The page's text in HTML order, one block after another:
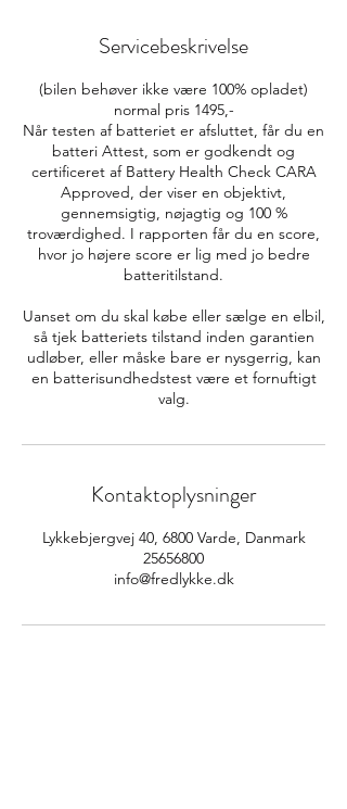
Servicebeskrivelse
(bilen behøver ikke være 100% opladet)
normal pris 1495,-
Når testen af batteriet er afsluttet, får du en
batteri Attest, som er godkendt og
certificeret af Battery Health Check CARA
Approved, der viser en objektivt,
gennemsigtig, nøjagtig og 100 %
troværdighed. I rapporten får du en score,
hvor jo højere score er lig med jo bedre
batteritilstand.
Uanset om du skal købe eller sælge en elbil,
så tjek batteriets tilstand inden garantien
udløber, eller måske bare er nysgerrig, kan
en batterisundhedstest være et fornuftigt
valg.
Kontaktoplysninger
Lykkebjergvej 40, 6800 Varde, Danmark
25656800
info@fredlykke.dk